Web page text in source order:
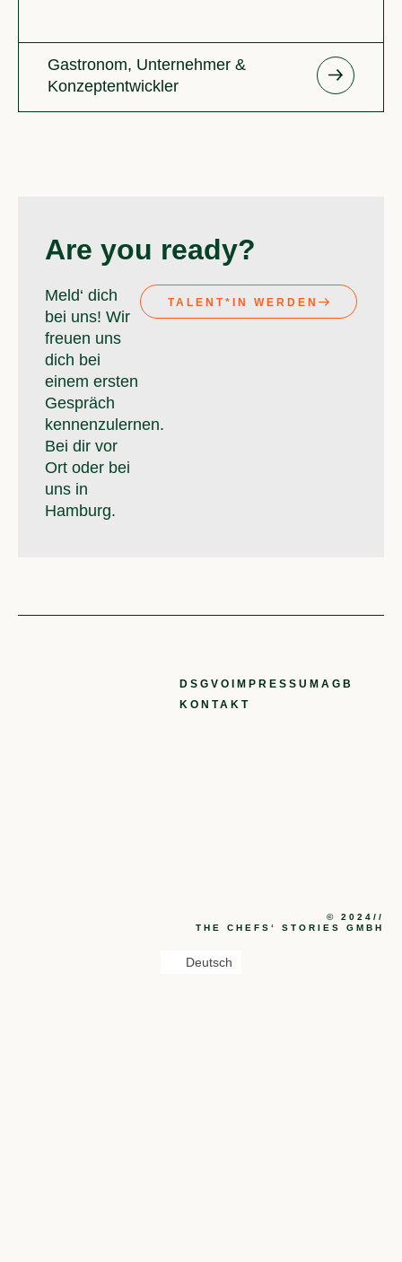
Gastronom, Unternehmer &
Konzeptentwickler
Are you ready?
Meld‘ dich
bei uns! Wir
freuen uns
dich bei
einem ersten
Gespräch
kennenzulernen.
Bei dir vor
Ort oder bei
uns in
Hamburg.
TALENT*IN WERDEN
DSGVO IMPRESSUM AGB
KONTAKT
© 2024//
THE CHEFS‘ STORIES GMBH
Deutsch